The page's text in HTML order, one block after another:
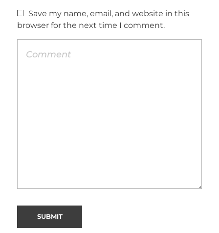
Save my name, email, and website in this
browser for the next time I comment.